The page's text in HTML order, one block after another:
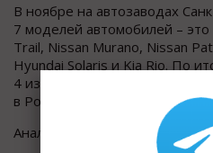
В ноябре на автозаводах
7 моделей автомобилей – это
Trail, Nissan Murano, Nissan
Hyundai Solaris и Kia Rio. По
4 из них входят в топ-25
в России (Solaris, Rio, Camry и
Аналитическое агентство